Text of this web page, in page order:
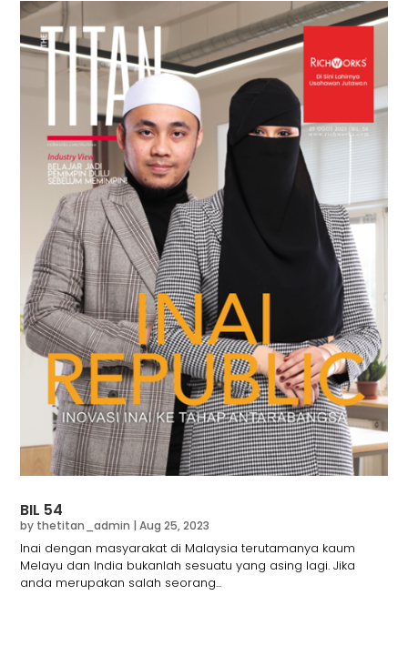
BIL 54
by thetitan_admin |Aug 25, 2023
Inai dengan masyarakat di Malaysia terutamanya kaum
Melayu dan India bukanlah sesuatu yang asing lagi. Jika
anda merupakan salah seorang...